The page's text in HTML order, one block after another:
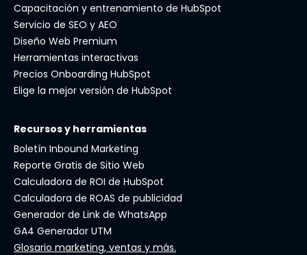
Capacitación y entrenamiento de HubSpot
Servicio de SEO y AEO
Diseño Web Premium
Herramientas interactivas
Precios Onboarding HubSpot
Elige la mejor versión de HubSpot
Recursos y herramientas
Boletín Inbound Marketing
Reporte Gratis de Sitio Web
Calculadora de ROI de HubSpot
Calculadora de ROAS de publicidad
Generador de Link de WhatsApp
GA4 Generador UTM
Glosario marketing, ventas y más.